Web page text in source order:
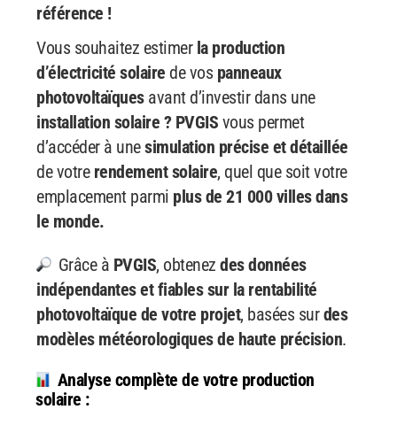
référence !
Vous souhaitez estimer la production
d’électricité solaire de vos panneaux
photovoltaïquesavant d’investir dans une
installation solaire ? PVGIS vous permet
d’accéder à unesimulation précise et détaillée
de votre rendement solaire, quel que soit votre
emplacement parmi plus de 21 000 villes dans
le monde.
Grâce à PVGIS, obtenez des données
indépendantes et fiables sur la rentabilité
photovoltaïque de votre projet, basées surdes
modèles météorologiques de haute précision.
Analyse complète de votre production
solaire :